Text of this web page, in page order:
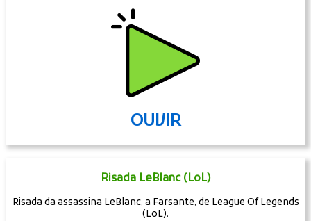
OUVIR
Risada LeBlanc (LoL)
Risada da assassina LeBlanc, a Farsante, de League Of Legends
(LoL).